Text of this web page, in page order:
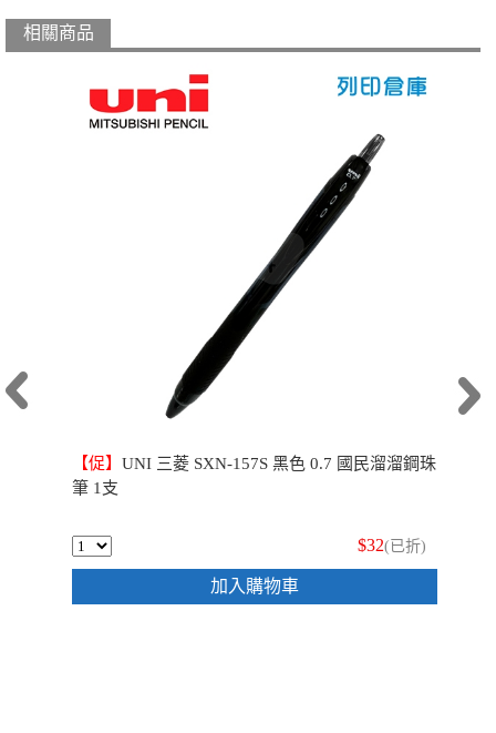
相關商品
【促】 UNI 三菱 SXN-157S 黑色 0.7 國民溜溜鋼珠
筆 1支
$32(已折)
加入購物車